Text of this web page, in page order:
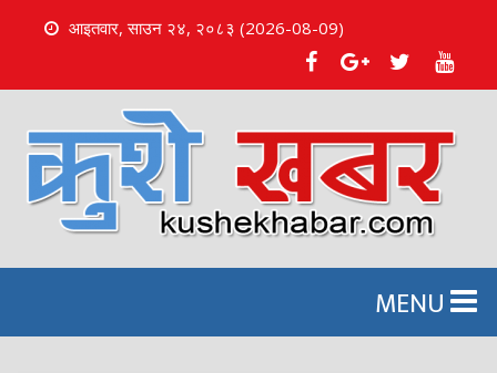
आइतवार, साउन २४, २०८३ (2026-08-09)
o
e
MENU